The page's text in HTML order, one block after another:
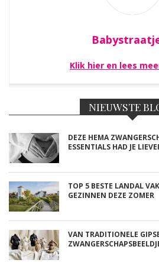
Klik hier en lees
NIEUWSTE
DEZE HEMA
ESSENTIALS HAD JE
TOP 5 BESTE LANDAL
GEZINNEN DEZE ZOMER
VAN TRADITIONELE